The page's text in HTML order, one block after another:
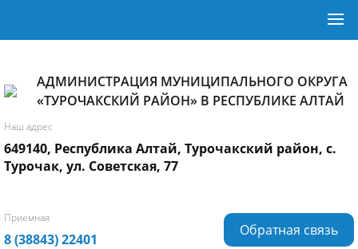
АДМИНИСТРАЦИЯ МУНИЦИПАЛЬНОГО ОКРУГА
«ТУРОЧАКСКИЙ РАЙОН» В РЕСПУБЛИКЕ АЛТАЙ
Наш адрес
649140, Республика Алтай, Турочакский район, с.
Турочак, ул. Советская, 77
Приемная
8 (38843) 22401
Обратная связь